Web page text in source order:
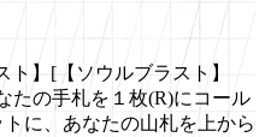
ト】[【ソウルブラスト】
たの手札を１枚(R)にコール
に、あなたの山札を上から